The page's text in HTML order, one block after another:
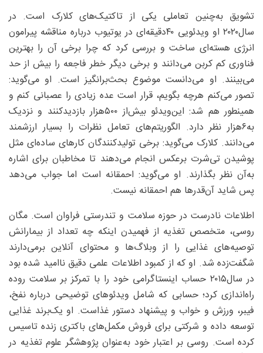
تشویق به‌چنین تعاملی یکی از تاکتیک‌های کلارک است. در
سال‌۲۰۲۰ او ویدئویی ۴۰‌دقیقه‌ای در یوتیوب درباره مناقشه پیرامون
انرژی هسته‌ای ساخت و بررسی کرد که چرا برخی آن را بهترین
فناوری کم ‌کربن می‌دانند و برخی دیگر خطر فاجعه را بیش‌ از حد
می‌بینند. او می‌دانست موضوع بحث‌برانگیز است. او می‌گوید:
تصور می‌کنم هرچه بگویم، قرار است عده زیادی را عصبانی کنم و
همینطور هم شد: این‌ویدئو بیش‌از ۵۰۰‌هزار بازدیدکنند و نزدیک
به‌۶‌هزار نظر دارد. الگوریتم‌های تعامل نظرات را بسیار ارزشمند
می‌دانند. کلارک می‌گوید: برخی تولیدکنندگان کارهای ساده‌ای مثل
پوشیدن تی‌شرت برعکس انجام می‌دهند تا مخاطبان برای اشاره
به‌آن نظر بگذارند. او می‌گوید: احمقانه است اما جواب می‌دهد
پس شاید آن‌قدرها هم احمقانه نیست.
اطلاعات نادرست در حوزه سلامت و تندرستی فراوان است. مگان
روسی، متخصص تغذیه از فهمیدن اینکه چه تعداد از بیمارانش
توصیه‌های غذایی را از وبلاگ‌ها و محتوای آنلاین برمی‌دارند
شگفت‌زده شد. او که از کمبود اطلاعات علمی دقیق ناامید شده بود
در سال‌۲۰۱۵ حساب اینستاگرامی خود را با تمرکز بر سلامت روده
راه‌اندازی کرد؛ حسابی که شامل ویدئوهای توضیحی درباره نفخ،
فیبر، ورزش و خواب و پیشنهاد دستور غذاست. او یک‌برند غذایی
توسعه داده و شرکتی برای فروش مکمل‌های باکتری زنده تاسیس
کرده است. روسی بر اعتبار خود به‌عنوان پژوهشگر علوم تغذیه در